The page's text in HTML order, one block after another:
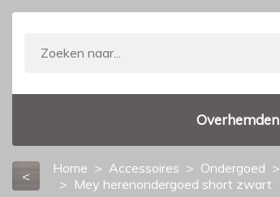
Overhemden
< Home Accessoires Ondergoed
Mey herenondergoed short zwart